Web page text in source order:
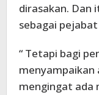
dirasakan. Dan
sebagai
“ Tetapi bagi
mengingat ada